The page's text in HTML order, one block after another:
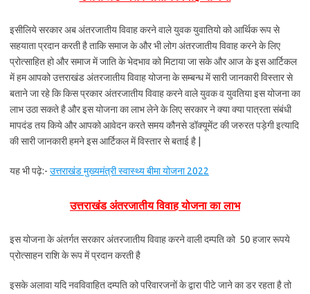
इसीलिये सरकार अब अंतरजातीय विवाह करने वाले युवक युवातियो को आर्थिक रूप से
सहयाता प्रदान करती है ताकि समाज के और भी लोग अंतरजातीय विवाह करने के लिए
प्रोत्साहित हो और समाज में जाति के भेदभाव को मिटाया जा सके और आज के इस आर्टिकल
में हम आपको उत्तराखंड अंतरजातीय विवाह योजना के सम्बन्ध में सारी जानकारी विस्तार से
बताने जा रहे कि किस प्रकार अंतरजातीय विवाह करने वाले युवक व युवतिया इस योजना का
लाभ उठा सकते है और इस योजना का लाभ लेने के लिए सरकार ने क्या क्या पात्रता संबंधी
मापदंड तय किये और आपको आवेदन करते समय कौनसे डॉक्यूमेंट की जरुरत पड़ेगी इत्यादि
की सारी जानकारी हमने इस आर्टिकल में विस्तार से बताई है |
यह भी पढ़े:- उत्तराखंड मुख्यमंत्री स्वास्थ्य बीमा योजना 2022
उत्तराखंड अंतरजातीय विवाह योजना का लाभ
इस योजना के अंतर्गत सरकार अंतरजातीय विवाह करने वाली दम्पति को 50 हजार रूपये
प्रोत्साहन राशि के रूप में प्रदान करती है
इसके अलावा यदि नवविवाहित दम्पति को परिवारजनों के द्वारा पीटे जाने का डर रहता है तो